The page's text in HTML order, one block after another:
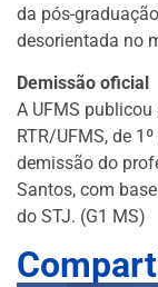
da pós-
desorientada no
Demissão oficial
A UFMS
RTR/UFMS, de
demissão do
Santos, com
do STJ. (G1 MS)